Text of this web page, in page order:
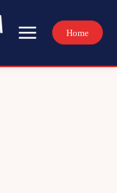
Home